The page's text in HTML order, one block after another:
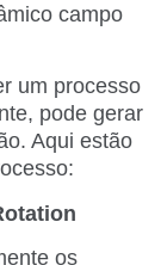
campo
um processo
pode gerar
Aqui estão
os